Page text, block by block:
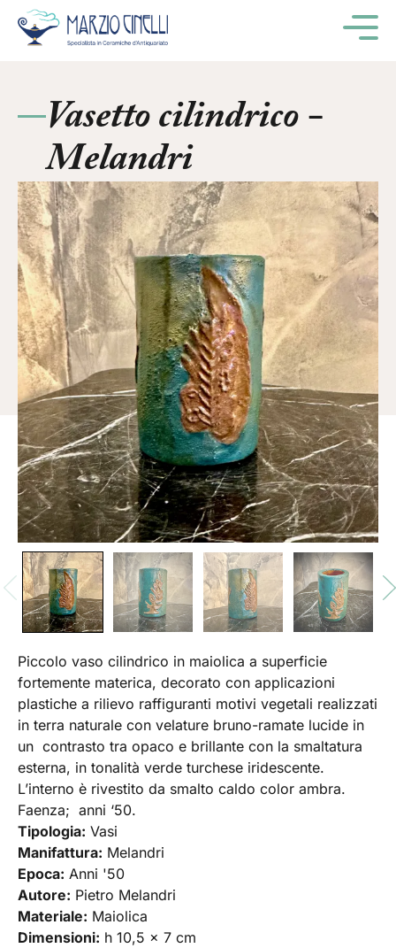
Vasetto cilindrico -
Melandri
Piccolo vaso cilindrico in maiolica a superficie
fortemente materica, decorato con applicazioni
plastiche a rilievo raffiguranti motivi vegetali realizzati
in terra naturale con velature bruno-ramate lucide in
un contrasto tra opaco e brillante con la smaltatura
esterna, in tonalità verde turchese iridescente.
L’interno è rivestito da smalto caldo color ambra.
Faenza; anni ‘50.
Tipologia: Vasi
Manifattura: Melandri
Epoca: Anni '50
Autore: Pietro Melandri
Materiale: Maiolica
Dimensioni: h 10,5 x 7 cm